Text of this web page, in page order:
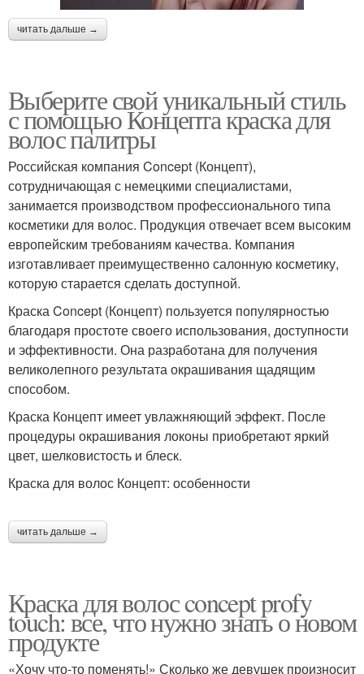
читать дальше →
Выберите свой уникальный стиль
с помощью Концепта краска для
волос палитры
Российская компания Concept (Концепт),
сотрудничающая с немецкими специалистами,
занимается производством профессионального типа
косметики для волос. Продукция отвечает всем высоким
европейским требованиям качества. Компания
изготавливает преимущественно салонную косметику,
которую старается сделать доступной.
Краска Concept (Концепт) пользуется популярностью
благодаря простоте своего использования, доступности
и эффективности. Она разработана для получения
великолепного результата окрашивания щадящим
способом.
Краска Концепт имеет увлажняющий эффект. После
процедуры окрашивания локоны приобретают яркий
цвет, шелковистость и блеск.
Краска для волос Концепт: особенности
читать дальше →
Краска для волос concept profy
touch: все, что нужно знать о новом
продукте
«Хочу что-то поменять!» Сколько же девушек произносит